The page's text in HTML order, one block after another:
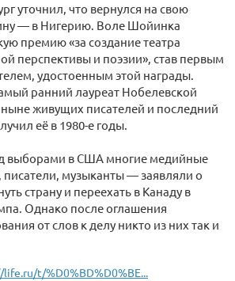
уточнил, что вернулся на свою
— в Нигерию. Воле Шойинка
премию «за создание театра
перспективы и поэзии», став первым
удостоенным этой награды.
ранний лауреат Нобелевской
живущих писателей и последний
её в 1980-е годы.
выборами в США многие медийные
музыканты — заявляли о
страну и переехать в Канаду в
Однако после оглашения
от слов к делу никто из них так и
t/%D0%BD%D0%BE...